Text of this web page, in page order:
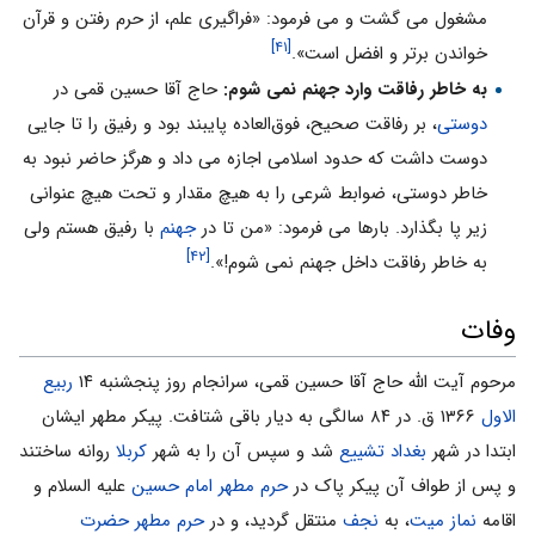
مشغول می گشت و می فرمود: «فراگیری علم، از حرم رفتن و قرآن
خواندن برتر و افضل است».[۴۱]
به خاطر رفاقت وارد جهنم نمی شوم: حاج آقا حسین قمی در
دوستی، بر رفاقت صحیح، فوق‌العاده پایبند بود و رفیق را تا جایی
دوست داشت که حدود اسلامی اجازه می داد و هرگز حاضر نبود به
خاطر دوستی، ضوابط شرعی را به هیچ مقدار و تحت هیچ عنوانی
زیر پا بگذارد. بارها می فرمود: «من تا درجهنمبا رفیق هستم ولی
به خاطر رفاقت داخل جهنم نمی شوم!».[۴۲]
وفات
مرحوم آیت الله حاج آقا حسین قمی، سرانجام روز پنجشنبه ۱۴
ربیع
الاول
۱۳۶۶ ق. در ۸۴ سالگی به دیار باقی شتافت. پیکر مطهر ایشان
ابتدا در شهر بغداد تشییع شد و سپس آن را به شهر کربلا روانه ساختند
و پس از طواف آن پیکر پاک درحرم مطهر امام حسین علیه السلام و
اقامه نماز میت، به نجف منتقل گردید، و درحرم مطهر حضرت